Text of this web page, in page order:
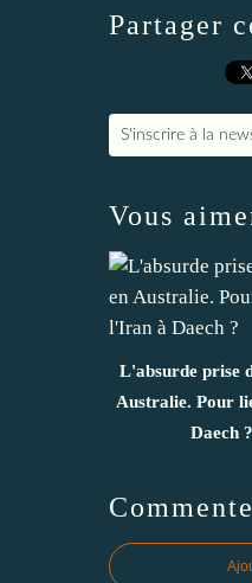
Partager
S'inscrire à la
Vous
L'absurde prise
Australie. Pour
Daech ?